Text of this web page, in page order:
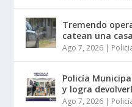
Tremendo
catean una
Ago 7, 2026 |
Policía
y logra
Ago 7, 2026 |